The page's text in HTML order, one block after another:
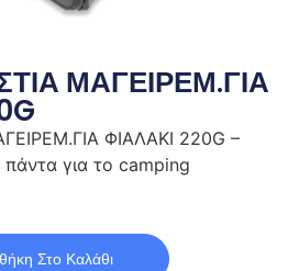
ΜΑΓΕΙΡΕΜ.ΓΙΑ
ΦΙΑΛΑΚΙ 220G –
για το camping
Στο Καλάθι